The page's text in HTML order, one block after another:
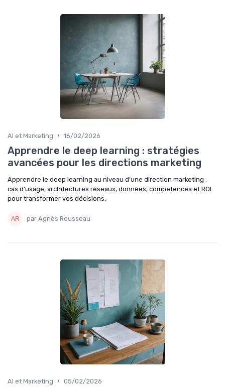
AI et Marketing • 16/02/2026
Apprendre le deep learning : stratégies
avancées pour les directions marketing
Apprendre le deep learning au niveau d’une direction marketing :
cas d’usage, architectures réseaux, données, compétences et ROI
pour transformer vos décisions.
par Agnès Rousseau
AI et Marketing • 05/02/2026